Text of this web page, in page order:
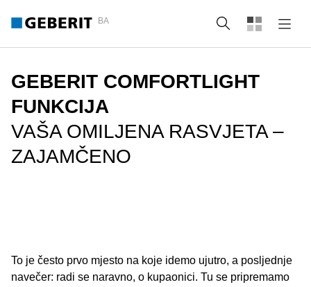
BA Tražilica
GEBERIT COMFORTLIGHT
FUNKCIJA
VAŠA OMILJENA RASVJETA –
ZAJAMČENO
To je često prvo mjesto na koje idemo ujutro, a posljednje
navečer: radi se naravno, o kupaonici. Tu se pripremamo